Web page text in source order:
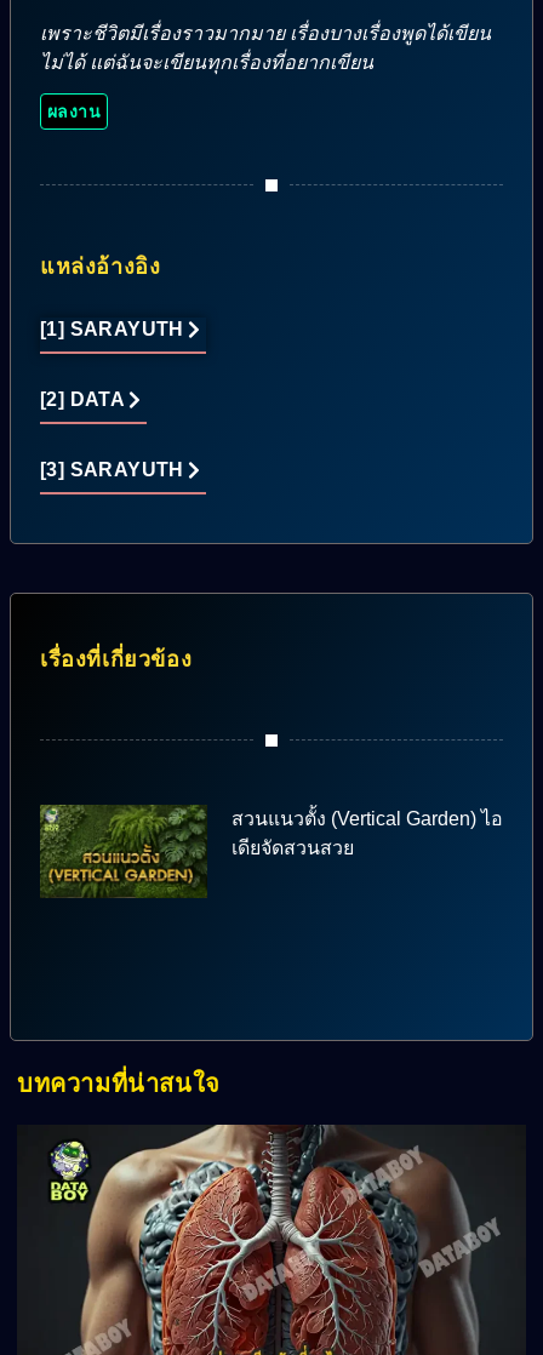
เพราะชีวิตมีเรื่องราวมากมาย เรื่องบางเรื่องพูดได้เขียน
ไม่ได้ แต่ฉันจะเขียนทุกเรื่องที่อยากเขียน
ผลงาน
แหล่งอ้างอิง
[1] SARAYUTH
[2] DATA
[3] SARAYUTH
เรื่องที่เกี่ยวข้อง
สวนแนวตั้ง (Vertical Garden) ไอ
เดียจัดสวนสวย
บทความที่น่าสนใจ